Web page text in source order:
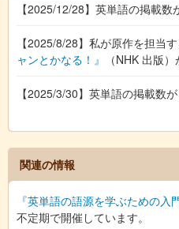
【2025/12/28】英単語の掲載数
【2025/8/28】私が原作を担当す
ャンとかなる！』
（NHK 出版
【2025/3/30】英単語の掲載数
関連の情報
『英単語の語源を学ぶための入
不定期で開催しています。